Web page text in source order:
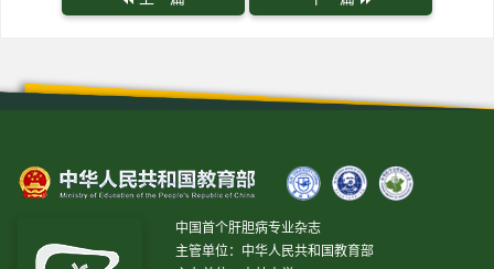
中国首个肝胆病专业杂志
主管单位：中华人民共和国教育部